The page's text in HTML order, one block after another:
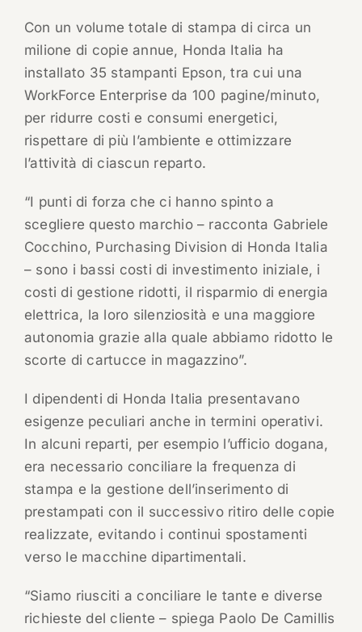
Con un volume totale di stampa di circa un
milione di copie annue, Honda Italia ha
installato 35 stampanti Epson, tra cui una
WorkForce Enterprise da 100 pagine/minuto,
per ridurre costi e consumi energetici,
rispettare di più l’ambiente e ottimizzare
l’attività di ciascun reparto.
“I punti di forza che ci hanno spinto a
scegliere questo marchio – racconta Gabriele
Cocchino, Purchasing Division di Honda Italia
– sono i bassi costi di investimento iniziale, i
costi di gestione ridotti, il risparmio di energia
elettrica, la loro silenziosità e una maggiore
autonomia grazie alla quale abbiamo ridotto le
scorte di cartucce in magazzino”.
I dipendenti di Honda Italia presentavano
esigenze peculiari anche in termini operativi.
In alcuni reparti, per esempio l’ufficio dogana,
era necessario conciliare la frequenza di
stampa e la gestione dell’inserimento di
prestampati con il successivo ritiro delle copie
realizzate, evitando i continui spostamenti
verso le macchine dipartimentali.
“Siamo riusciti a conciliare le tante e diverse
richieste del cliente – spiega Paolo De Camillis